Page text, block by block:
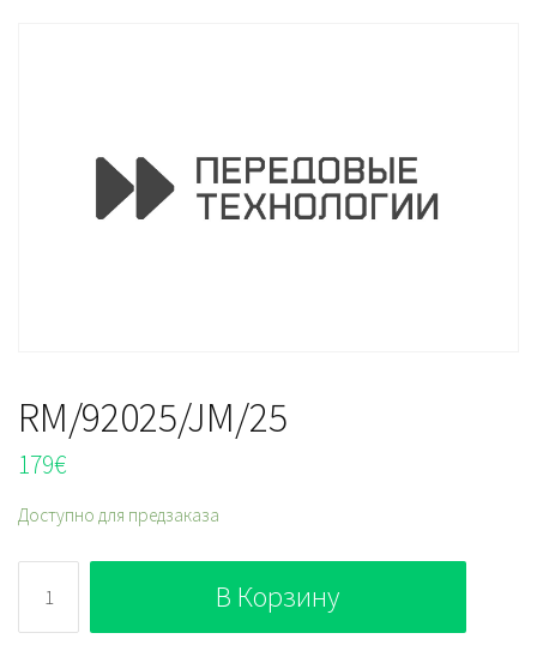
RM/92025/JM/25
179€
Доступно для предзаказа
RM/92025/JM/25
В Корзину